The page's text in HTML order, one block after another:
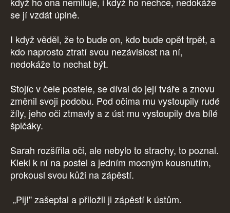
se jí vzdát úplně.
I když věděl, že to bude on, kdo bude opět trpět, a
kdo naprosto ztratí svou nezávislost na ní,
nedokáže to nechat být.
Stojíc v čele postele, se díval do její tváře a znovu
změnil svoji podobu. Pod očima mu vystoupily rudé
žíly, jeho oči ztmavly a z úst mu vystoupily dva bílé
špičáky.
Sarah rozšířila oči, ale nebylo to strachy, to poznal.
Klekl k ní na postel a jedním mocným kousnutím,
prokousl svou kůži na zápěstí.
„Pij!" zašeptal a přiložil ji zápěstí k ústům.